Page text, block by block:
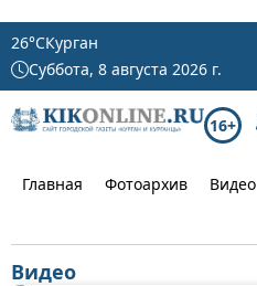
26°CКурган
Суббота, 8 августа 2026 г.
16+
Главная Фотоархив Видео
Видео